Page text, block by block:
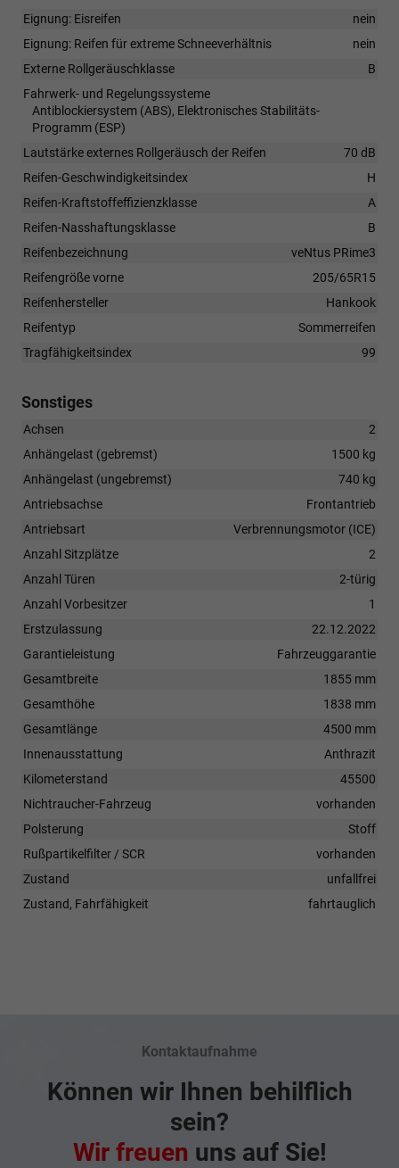
Eignung: Eisreifen
nein
Eignung: Reifen für extreme Schneeverhältnis
nein
Externe Rollgeräuschklasse
B
Fahrwerk- und Regelungssysteme
Antiblockiersystem (ABS), Elektronisches Stabilitäts-
Programm (ESP)
Lautstärke externes Rollgeräusch der Reifen
70 dB
Reifen-Geschwindigkeitsindex
H
Reifen-Kraftstoffeffizienzklasse
A
Reifen-Nasshaftungsklasse
B
Reifenbezeichnung
veNtus PRime3
Reifengröße vorne
205/65R15
Reifenhersteller
Hankook
Reifentyp
Sommerreifen
Tragfähigkeitsindex
99
Sonstiges
Achsen
2
Anhängelast (gebremst)
1500 kg
Anhängelast (ungebremst)
740 kg
Antriebsachse
Frontantrieb
Antriebsart
Verbrennungsmotor (ICE)
Anzahl Sitzplätze
2
Anzahl Türen
2-türig
Anzahl Vorbesitzer
1
Erstzulassung
22.12.2022
Garantieleistung
Fahrzeuggarantie
Gesamtbreite
1855 mm
Gesamthöhe
1838 mm
Gesamtlänge
4500 mm
Innenausstattung
Anthrazit
Kilometerstand
45500
Nichtraucher-Fahrzeug
vorhanden
Polsterung
Stoff
Rußpartikelfilter / SCR
vorhanden
Zustand
unfallfrei
Zustand, Fahrfähigkeit
fahrtauglich
Kontaktaufnahme
Können wir Ihnen behilflich
sein?
Wir freuen uns auf Sie!